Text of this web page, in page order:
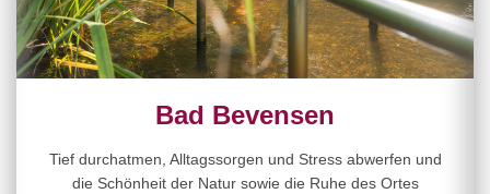
Bad Bevensen
Tief durchatmen, Alltagssorgen und Stress abwerfen und
die Schönheit der Natur sowie die Ruhe des Ortes